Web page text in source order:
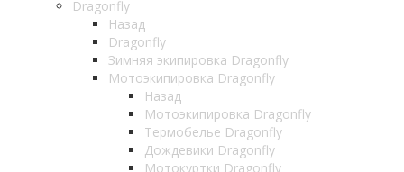
Dragonfly
Назад
Dragonfly
Зимняя экипировка Dragonfly
Мотоэкипировка Dragonfly
Назад
Мотоэкипировка Dragonfly
Термобелье Dragonfly
Дождевики Dragonfly
Мотокуртки Dragonfly